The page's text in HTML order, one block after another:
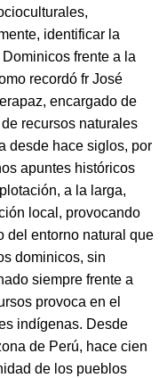
identificar la
frente a la
recordó fr José
encargado de
recursos naturales
desde hace siglos, por
apuntes históricos
a la larga,
local, provocando
del entorno natural que
dominicos, sin
siempre frente a
provoca en el
indígenas. Desde
de Perú, hace cien
de los pueblos